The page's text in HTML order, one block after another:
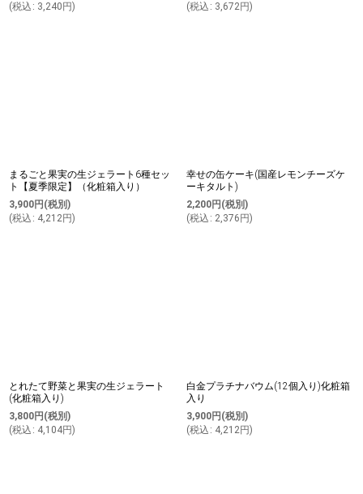
(税込 : 3,240 円)
(税込 : 3,672円)
まるごと果実の生ジェラート6種セッ
ト【夏季限定】（化粧箱入り）
3,900円 (税別)
(税込 : 4,212円)
幸せの缶ケーキ(国産レモンチーズケ
ーキタルト)
2,200円 (税別)
(税込 : 2,376 円)
とれたて野菜と果実の生ジェラート
(化粧箱入り)
3,800円 (税別)
(税込 : 4,104円)
白金プラチナバウム(12個入り)化粧箱
入り
3,900円 (税別)
(税込 : 4,212円)